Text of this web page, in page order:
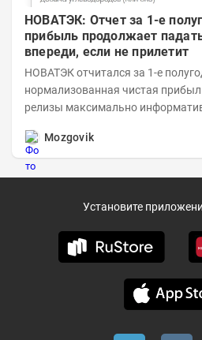
НОВАТЭК: Отчет за 1-е
прибыль продолжает
впереди, если не прилетит
НОВАТЭК отчитался за 1-е
нормализованная чистая прибыль
релизы максимально
Mozgovik
Установите